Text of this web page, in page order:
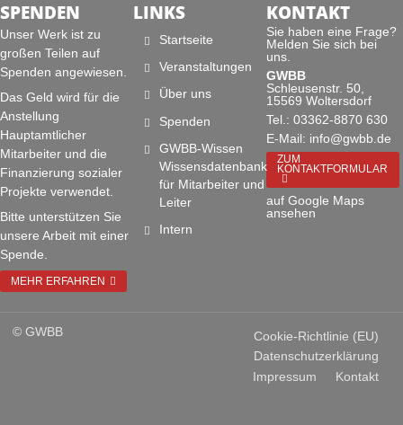
SPENDEN
Unser Werk ist zu
großen Teilen auf
Spenden angewiesen.
Das Geld wird für die
Anstellung
Hauptamtlicher
Mitarbeiter und die
Finanzierung sozialer
Projekte verwendet.
Bitte unterstützen Sie
unsere Arbeit mit einer
Spende.
MEHR ERFAHREN
LINKS
Startseite
Veranstaltungen
Über uns
Spenden
GWBB-Wissen
Wissensdatenbank
für Mitarbeiter und
Leiter
Intern
KONTAKT
Sie haben eine Frage?
Melden Sie sich bei
uns.
GWBB
Schleusenstr. 50,
15569 Woltersdorf
Tel.: 03362-8870 630
E-Mail: info@gwbb.de
ZUM
KONTAKTFORMULAR
auf Google Maps
ansehen
© GWBB
Cookie-Richtlinie (EU)
Datenschutzerklärung
Impressum
Kontakt